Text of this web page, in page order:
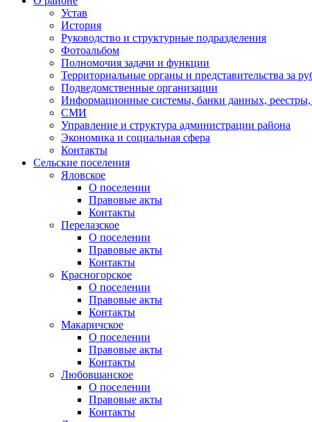
Устав
История
Руководство и структурные подразделения
Фотоальбом
Полномочия задачи и функции
Территориальные органы и представительства за
Подведомственные организации
Информационные системы, банки данных, реестры,
СМИ
Управление и структура администрации района
Экономика и социальная сфера
Контакты
Сельские поселения
Яловское
О поселении
Правовые акты
Контакты
Перелазское
О поселении
Правовые акты
Контакты
Красногорское
О поселении
Правовые акты
Контакты
Макаричское
О поселении
Правовые акты
Контакты
Любовшанское
О поселении
Правовые акты
Контакты